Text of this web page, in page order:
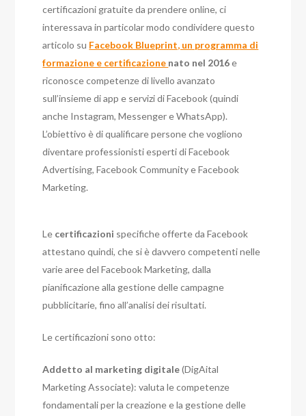
certificazioni gratuite da prendere online, ci
interessava in particolar modo condividere questo
articolo su Facebook Blueprint, un programma di
formazione e certificazione nato nel 2016e
riconosce competenze di livello avanzato
sull’insieme di app e servizi di Facebook (quindi
anche Instagram, Messenger e WhatsApp).
L’obiettivo è di qualificare persone che vogliono
diventare professionisti esperti di Facebook
Advertising, Facebook Community e Facebook
Marketing.
Le certificazioni specifiche offerte da Facebook
attestano quindi, che si è davvero competenti nelle
varie aree del Facebook Marketing, dalla
pianificazione alla gestione delle campagne
pubblicitarie, fino all’analisi dei risultati.
Le certificazioni sono otto:
Addetto al marketing digitale(DigAital
Marketing Associate): valuta le competenze
fondamentali per la creazione e la gestione delle